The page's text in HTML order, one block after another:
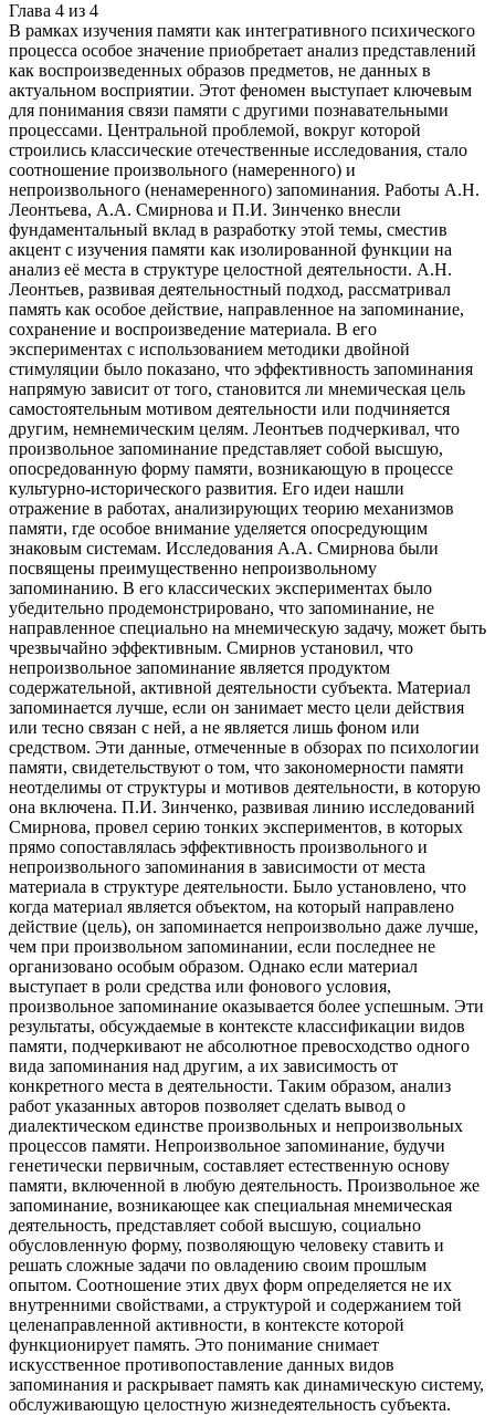
Глава 4 из 4
В рамках изучения памяти как интегративного психического
процесса особое значение приобретает анализ представлений
как воспроизведенных образов предметов, не данных в
актуальном восприятии. Этот феномен выступает ключевым
для понимания связи памяти с другими познавательными
процессами. Центральной проблемой, вокруг которой
строились классические отечественные исследования, стало
соотношение произвольного (намеренного) и
непроизвольного (ненамеренного) запоминания. Работы А.Н.
Леонтьева, А.А. Смирнова и П.И. Зинченко внесли
фундаментальный вклад в разработку этой темы, сместив
акцент с изучения памяти как изолированной функции на
анализ её места в структуре целостной деятельности. А.Н.
Леонтьев, развивая деятельностный подход, рассматривал
память как особое действие, направленное на запоминание,
сохранение и воспроизведение материала. В его
экспериментах с использованием методики двойной
стимуляции было показано, что эффективность запоминания
напрямую зависит от того, становится ли мнемическая цель
самостоятельным мотивом деятельности или подчиняется
другим, немнемическим целям. Леонтьев подчеркивал, что
произвольное запоминание представляет собой высшую,
опосредованную форму памяти, возникающую в процессе
культурно-исторического развития. Его идеи нашли
отражение в работах, анализирующих теорию механизмов
памяти, где особое внимание уделяется опосредующим
знаковым системам. Исследования А.А. Смирнова были
посвящены преимущественно непроизвольному
запоминанию. В его классических экспериментах было
убедительно продемонстрировано, что запоминание, не
направленное специально на мнемическую задачу, может быть
чрезвычайно эффективным. Смирнов установил, что
непроизвольное запоминание является продуктом
содержательной, активной деятельности субъекта. Материал
запоминается лучше, если он занимает место цели действия
или тесно связан с ней, а не является лишь фоном или
средством. Эти данные, отмеченные в обзорах по психологии
памяти, свидетельствуют о том, что закономерности памяти
неотделимы от структуры и мотивов деятельности, в которую
она включена. П.И. Зинченко, развивая линию исследований
Смирнова, провел серию тонких экспериментов, в которых
прямо сопоставлялась эффективность произвольного и
непроизвольного запоминания в зависимости от места
материала в структуре деятельности. Было установлено, что
когда материал является объектом, на который направлено
действие (цель), он запоминается непроизвольно даже лучше,
чем при произвольном запоминании, если последнее не
организовано особым образом. Однако если материал
выступает в роли средства или фонового условия,
произвольное запоминание оказывается более успешным. Эти
результаты, обсуждаемые в контексте классификации видов
памяти, подчеркивают не абсолютное превосходство одного
вида запоминания над другим, а их зависимость от
конкретного места в деятельности. Таким образом, анализ
работ указанных авторов позволяет сделать вывод о
диалектическом единстве произвольных и непроизвольных
процессов памяти. Непроизвольное запоминание, будучи
генетически первичным, составляет естественную основу
памяти, включенной в любую деятельность. Произвольное же
запоминание, возникающее как специальная мнемическая
деятельность, представляет собой высшую, социально
обусловленную форму, позволяющую человеку ставить и
решать сложные задачи по овладению своим прошлым
опытом. Соотношение этих двух форм определяется не их
внутренними свойствами, а структурой и содержанием той
целенаправленной активности, в контексте которой
функционирует память. Это понимание снимает
искусственное противопоставление данных видов
запоминания и раскрывает память как динамическую систему,
обслуживающую целостную жизнедеятельность субъекта.